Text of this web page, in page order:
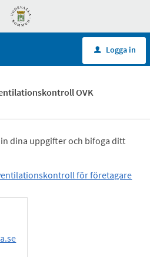
u Logga in
OVK
dina uppgifter och bifoga ditt
för företagare